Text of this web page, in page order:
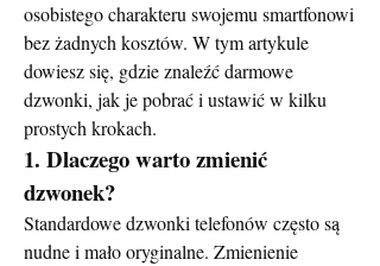
osobistego charakteru swojemu smartfonowi
bez żadnych kosztów. W tym artykule
dowiesz się, gdzie znaleźć darmowe
dzwonki, jak je pobrać i ustawić w kilku
prostych krokach.
1. Dlaczego warto zmienić
dzwonek?
Standardowe dzwonki telefonów często są
nudne i mało oryginalne. Zmienienie